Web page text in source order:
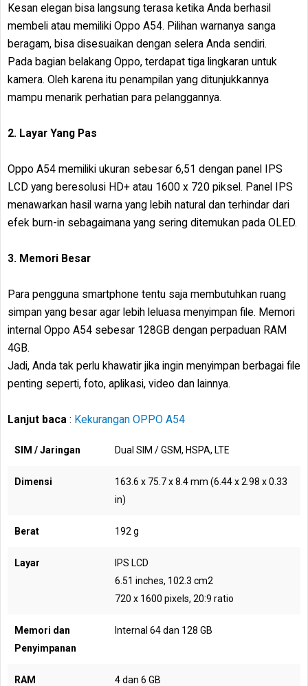
Kesan elegan bisa langsung terasa ketika Anda berhasil
membeli atau memiliki Oppo A54. Pilihan warnanya sanga
beragam, bisa disesuaikan dengan selera Anda sendiri.
Pada bagian belakang Oppo, terdapat tiga lingkaran untuk
kamera. Oleh karena itu penampilan yang ditunjukkannya
mampu menarik perhatian para pelanggannya.
2. Layar Yang Pas
Oppo A54 memiliki ukuran sebesar 6,51 dengan panel IPS
LCD yang beresolusi HD+ atau 1600 x 720 piksel. Panel IPS
menawarkan hasil warna yang lebih natural dan terhindar dari
efek burn-in sebagaimana yang sering ditemukan pada OLED.
3. Memori Besar
Para pengguna smartphone tentu saja membutuhkan ruang
simpan yang besar agar lebih leluasa menyimpan file. Memori
internal Oppo A54 sebesar 128GB dengan perpaduan RAM
4GB.
Jadi, Anda tak perlu khawatir jika ingin menyimpan berbagai file
penting seperti, foto, aplikasi, video dan lainnya.
Lanjut baca : Kekurangan OPPO A54
SIM / Jaringan Dual SIM / GSM, HSPA, LTE
Dimensi
163.6 x 75.7 x 8.4 mm (6.44 x 2.98 x 0.33
in)
Berat 192 g
Layar
IPS LCD
6.51 inches, 102.3 cm2
720 x 1600 pixels, 20:9 ratio
Memori dan
Penyimpanan
Internal 64 dan 128 GB
RAM 4 dan 6 GB